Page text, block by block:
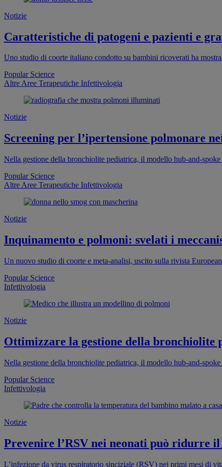
Notizie
Caratteristiche di patogeni e pazienti e
Uno studio di coorte italiano condotto su bambini ricoverati ha
Popular Science
Altre Aree Terapeutiche Infettivologia
Notizie
Screening per l’ipertensione polmonare
Nella gestione della bronchiolite pediatrica, il modello hub-and-
Popular Science
Altre Aree Terapeutiche Infettivologia
Notizie
Inquinamento e polmoni: svelati i
Un nuovo studio di coorte e meta-analisi, uscito sulla rivista
Popular Science
Infettivologia
Notizie
Ottimizzare la gestione della
Nella gestione della bronchiolite pediatrica, il modello hub-and-
Popular Science
Infettivologia
Notizie
Prevenire l’RSV nei neonati può ridurre
L’infezione da virus respiratorio sinciziale (RSV) nei primi mesi di